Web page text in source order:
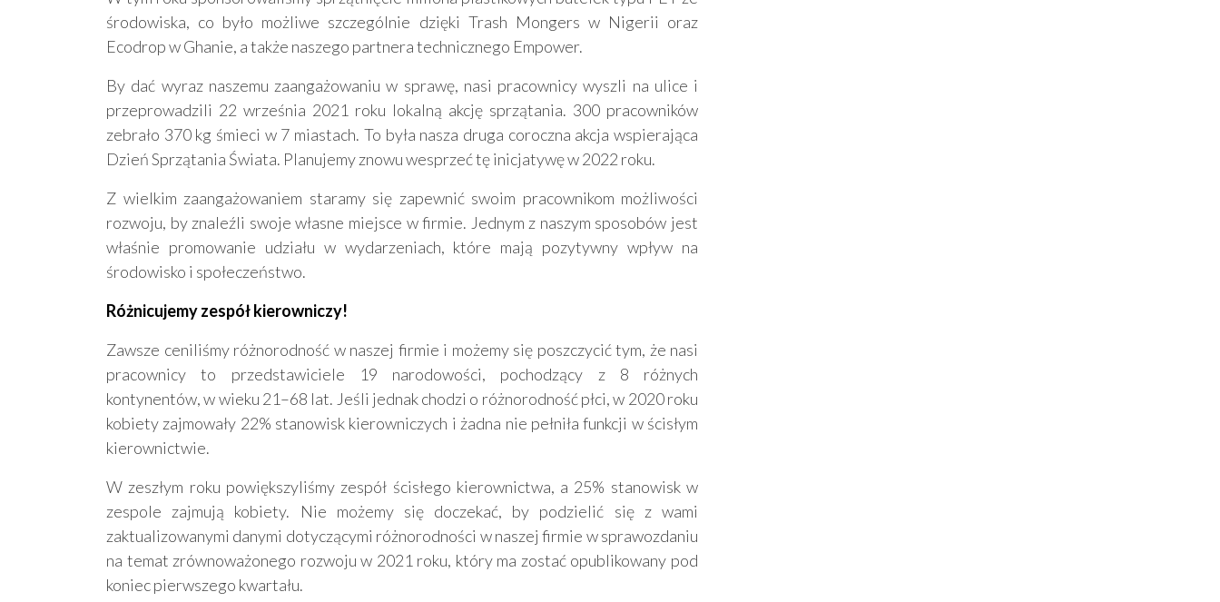
środowiska, co było możliwe szczególnie dzięki Trash Mongers w Nigerii oraz
Ecodrop w Ghanie, a także naszego partnera technicznego Empower.
By dać wyraz naszemu zaangażowaniu w sprawę, nasi pracownicy wyszli na ulice i
przeprowadzili 22 września 2021 roku lokalną akcję sprzątania. 300 pracowników
zebrało 370 kg śmieci w 7 miastach. To była nasza druga coroczna akcja wspierająca
Dzień Sprzątania Świata. Planujemy znowu wesprzeć tę inicjatywę w 2022 roku.
Z wielkim zaangażowaniem staramy się zapewnić swoim pracownikom możliwości
rozwoju, by znaleźli swoje własne miejsce w firmie. Jednym z naszym sposobów jest
właśnie promowanie udziału w wydarzeniach, które mają pozytywny wpływ na
środowisko i społeczeństwo.
Różnicujemy zespół kierowniczy!
Zawsze ceniliśmy różnorodność w naszej firmie i możemy się poszczycić tym, że nasi
pracownicy to przedstawiciele 19 narodowości, pochodzący z 8 różnych
kontynentów, w wieku 21–68 lat. Jeśli jednak chodzi o różnorodność płci, w 2020 roku
kobiety zajmowały 22% stanowisk kierowniczych i żadna nie pełniła funkcji w ścisłym
kierownictwie.
W zeszłym roku powiększyliśmy zespół ścisłego kierownictwa, a 25% stanowisk w
zespole zajmują kobiety. Nie możemy się doczekać, by podzielić się z wami
zaktualizowanymi danymi dotyczącymi różnorodności w naszej firmie w sprawozdaniu
na temat zrównoważonego rozwoju w 2021 roku, który ma zostać opublikowany pod
koniec pierwszego kwartału.